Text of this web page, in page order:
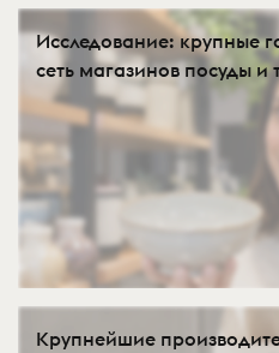
Исследование: крупные
сеть магазинов посуды и
Крупнейшие